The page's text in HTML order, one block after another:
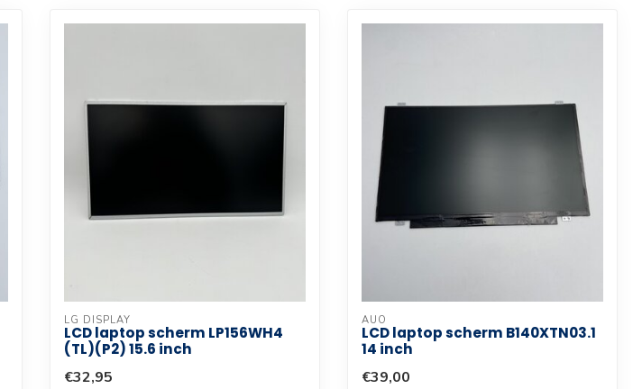
LG DISPLAY
LCD laptop scherm LP156WH4
(TL)(P2) 15.6 inch
€32,95
AUO
LCD laptop scherm B140XTN03.1
14 inch
€39,00